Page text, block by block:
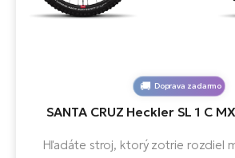
Doprava zadarmo
SANTA CRUZ Heckler SL 1 C
Hľadáte stroj, ktorý zotrie rozdiel